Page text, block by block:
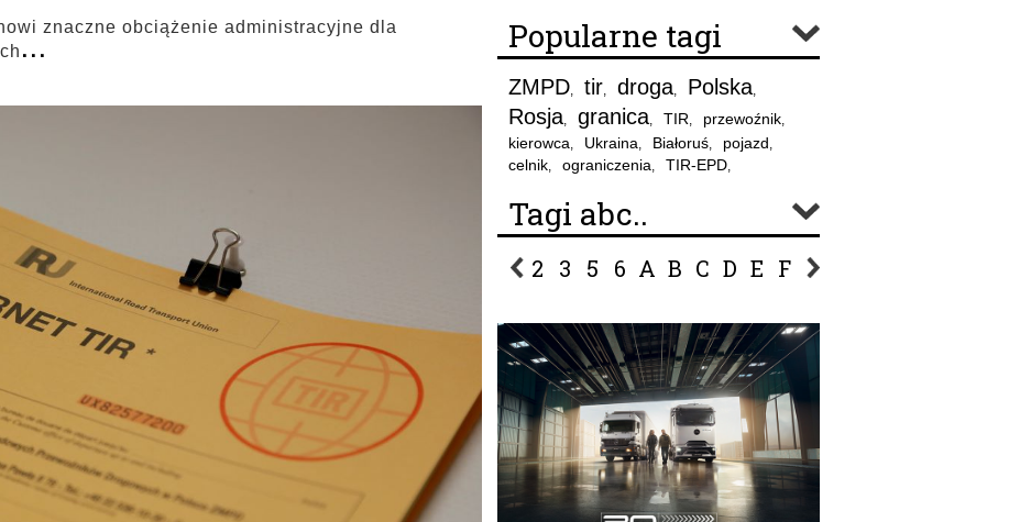
znaczne obciążenie administracyjne dla
... Popularne tagi
ZMPD, tir, droga, Polska,
Rosja, granica, TIR, przewoźnik,
kierowca, Ukraina, Białoruś, pojazd,
celnik, ograniczenia, TIR-EPD,
Tagi abc..
2 3 5 6 A B C D E F G